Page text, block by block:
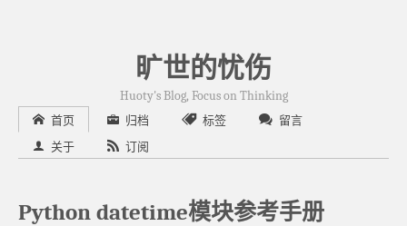
旷世的忧伤
Huoty's Blog, Focus on Thinking
首页 归档 标签 留言
关于 订阅
Python datetime模块参考手册